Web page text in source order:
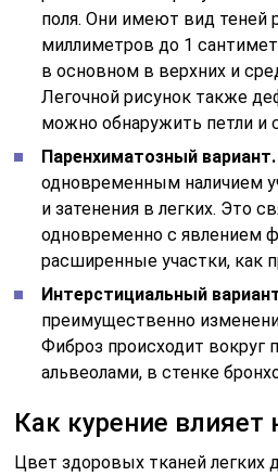
поля. Они имеют вид теней
миллиметров до 1
в основном в верхних и
Легочной рисунок также
можно обнаружить петли и
Паренхиматозный вариант.
одновременным наличием
и затенения в легких. Это
одновременно с явлением
расширенные участки, как
Интерстициальный
преимущественно
Фиброз происходит вокруг
альвеолами, в стенке
Как курение влияет
Цвет здоровых тканей легких